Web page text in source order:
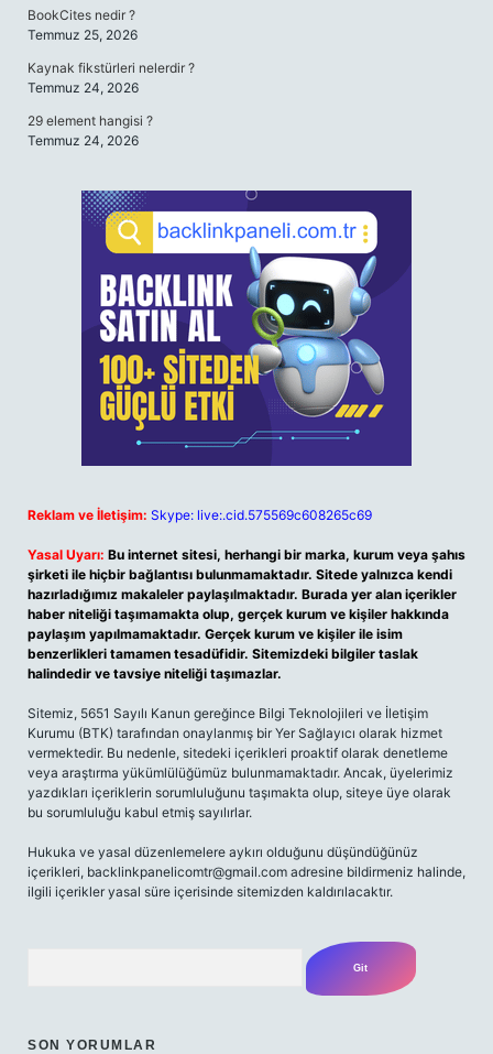
BookCites nedir ?
Temmuz 25, 2026
Kaynak fikstürleri nelerdir ?
Temmuz 24, 2026
29 element hangisi ?
Temmuz 24, 2026
Reklam ve İletişim: Skype: live:.cid.575569c608265c69
Yasal Uyarı: Bu internet sitesi, herhangi bir marka, kurum veya şahıs
şirketi ile hiçbir bağlantısı bulunmamaktadır. Sitede yalnızca kendi
hazırladığımız makaleler paylaşılmaktadır. Burada yer alan içerikler
haber niteliği taşımamakta olup, gerçek kurum ve kişiler hakkında
paylaşım yapılmamaktadır. Gerçek kurum ve kişiler ile isim
benzerlikleri tamamen tesadüfidir. Sitemizdeki bilgiler taslak
halindedir ve tavsiye niteliği taşımazlar.
Sitemiz, 5651 Sayılı Kanun gereğince Bilgi Teknolojileri ve İletişim
Kurumu (BTK) tarafından onaylanmış bir Yer Sağlayıcı olarak hizmet
vermektedir. Bu nedenle, sitedeki içerikleri proaktif olarak denetleme
veya araştırma yükümlülüğümüz bulunmamaktadır. Ancak, üyelerimiz
yazdıkları içeriklerin sorumluluğunu taşımakta olup, siteye üye olarak
bu sorumluluğu kabul etmiş sayılırlar.
Hukuka ve yasal düzenlemelere aykırı olduğunu düşündüğünüz
içerikleri, backlinkpanelicomtr@gmail.com adresine bildirmeniz halinde,
ilgili içerikler yasal süre içerisinde sitemizden kaldırılacaktır.
SON YORUMLAR